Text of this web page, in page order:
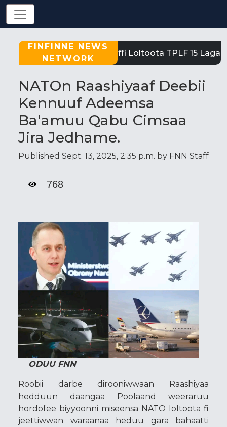
FINFINNE NEWS
NETWORK
Tigray: Reeffi Loltoota TPLF 15 Laga
NATOn Raashiyaaf Deebii
Kennuuf Adeemsa
Ba'amuu Qabu Cimsaa
Jira Jedhame.
Published Sept. 13, 2025, 2:35 p.m. by FNN Staff
768
ODUU FNN
Roobii darbe dirooniwwaan Raashiyaa
hedduun daangaa Poolaand weeraruu
hordofee biyyoonni miseensa NATO loltoota fi
jeettiwwan waraanaa heduu gara bahaatti